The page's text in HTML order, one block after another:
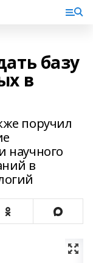
базу
в
поручил
научного
в